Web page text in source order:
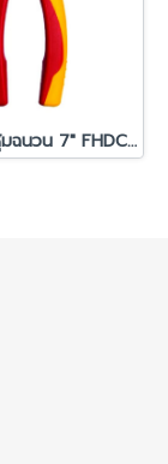
คีมปากฉียังหุ้มฉนวน 7" FHDCP207